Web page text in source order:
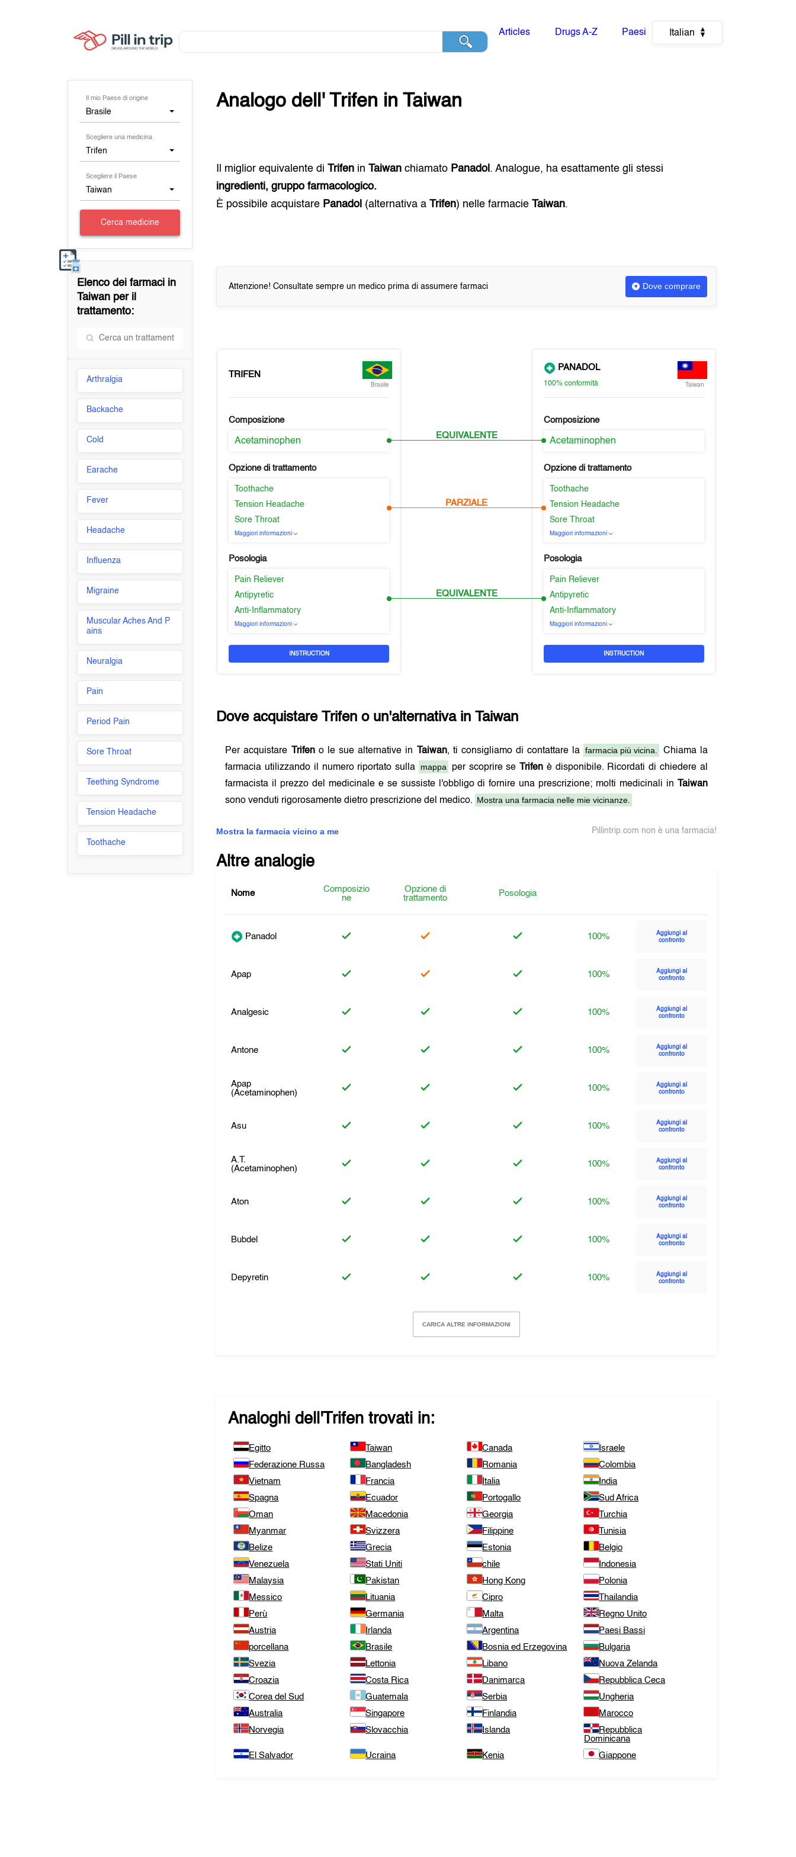
Articles Drugs A-Z Paesi Italian
Il mio Paese di origine
Brasile
Scegliere una medicina
Trifen
Scegliere il Paese
Taiwan
Cerca medicine
Elenco dei farmaci in
Taiwan per il
trattamento:
Arthralgia
Backache
Cold
Earache
Fever
Headache
Influenza
Migraine
Muscular Aches And P
ains
Neuralgia
Pain
Period Pain
Sore Throat
Teething Syndrome
Tension Headache
Toothache
Analogo dell'Trifen inTaiwan
Il miglior equivalente diTrifen inTaiwan chiamato Panadol . Analogue, ha esattamente gli stessi
ingredienti, gruppo farmacologico.
È possibile acquistare Panadol (alternativa aTrifen) nelle farmacieTaiwan.
Attenzione! Consultate sempre un medico prima di assumere farmaci Dove comprare
TRIFEN
Brasile
Composizione
Acetaminophen
Opzione di trattamento
Toothache
Tension Headache
Sore Throat
Maggiori informazioni
Posologia
Pain Reliever
Antipyretic
Anti-Inflammatory
Maggiori informazioni
INSTRUCTION
EQUIVALENTE
PARZIALE
EQUIVALENTE
PANADOL
100% conformità Taiwan
Composizione
Acetaminophen
Opzione di trattamento
Toothache
Tension Headache
Sore Throat
Maggiori informazioni
Posologia
Pain Reliever
Antipyretic
Anti-Inflammatory
Maggiori informazioni
INSTRUCTION
Dove acquistare Trifen o un'alternativa in Taiwan
Per acquistare Trifeno le sue alternative in Taiwan, ti consigliamo di contattare la farmacia più vicina.
Chiama la
farmacia utilizzando il numero riportato sulla
mappa per scoprire se Trifen è disponibile. Ricordati di chiedere al
farmacista il prezzo del medicinale e se sussiste l'obbligo di fornire una prescrizione; molti medicinali in
Taiwan
sono venduti rigorosamente dietro prescrizione del medico. Mostra una farmacia nelle mie vicinanze.
Mostra la farmacia vicino a me Pillintrip.com non è una farmacia!
Altre analogie
Nome
Composizio
ne
Opzione di
trattamento
Posologia
Panadol 100%
Aggiungi al
confronto
Apap 100%
Aggiungi al
confronto
Analgesic 100%
Aggiungi al
confronto
Antone 100%
Aggiungi al
confronto
Apap
(Acetaminophen)
100%
Aggiungi al
confronto
Asu 100%
Aggiungi al
confronto
A.T.
(Acetaminophen)
100%
Aggiungi al
confronto
Aton 100%
Aggiungi al
confronto
Bubdel 100%
Aggiungi al
confronto
Depyretin 100%
Aggiungi al
confronto
CARICA ALTRE INFORMAZIONI
Analoghi dell'Trifen trovati in:
Egitto Taiwan Canada
Israele
Federazione Russa
Bangladesh Romania
Colombia
Vietnam
Francia Italia
India
Spagna
Ecuador Portogallo
Sud Africa
Oman
Macedonia Georgia
Turchia
Myanmar
Svizzera Filippine
Tunisia
Belize
Grecia Estonia
Belgio
Venezuela
Stati Uniti chile
Indonesia
Malaysia
Pakistan Hong Kong
Polonia
Messico
Lituania Cipro
Thailandia
Perù
Germania Malta
Regno Unito
Austria
Irlanda Argentina
Paesi Bassi
porcellana
Brasile Bosnia ed Erzegovina
Bulgaria
Svezia
Lettonia Libano
Nuova Zelanda
Croazia
Costa Rica Danimarca
Repubblica Ceca
Corea del Sud
Guatemala Serbia
Ungheria
Australia
Singapore Finlandia
Marocco
Norvegia
Slovacchia Islanda
Repubblica
Dominicana
El Salvador
Ucraina Kenia Giappone